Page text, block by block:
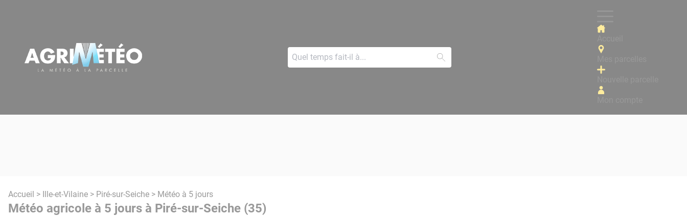
Accueil > Ille-et-Vilaine > Piré-sur-Seiche > Météo à 5 jours
Météo agricole à 5 jours à Piré-sur-Seiche (35)